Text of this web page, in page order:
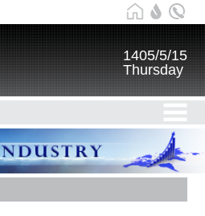
1405/5/15
Thursday